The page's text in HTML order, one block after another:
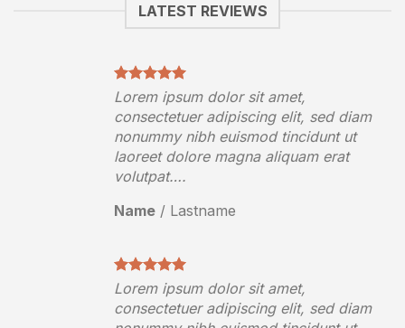
LATEST REVIEWS
Lorem ipsum dolor sit amet,
consectetuer adipiscing elit, sed diam
nonummy nibh euismod tincidunt ut
laoreet dolore magna aliquam erat
volutpat….
Name / Lastname
Lorem ipsum dolor sit amet,
consectetuer adipiscing elit, sed diam